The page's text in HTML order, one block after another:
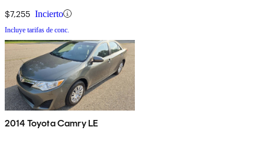
$7,255 Incierto
Incluye tarifas de conc.
2014 Toyota Camry LE